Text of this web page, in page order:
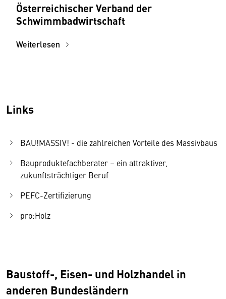
Österreichischer Verband der
Schwimmbadwirtschaft
Weiterlesen
Links
BAU!MASSIV! - die zahlreichen Vorteile des Massivbaus
Bauproduktefachberater – ein attraktiver,
zukunftsträchtiger Beruf
PEFC-Zertifizierung
pro:Holz
Baustoff-, Eisen- und Holzhandel in
anderen Bundesländern